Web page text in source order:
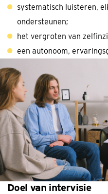
systematisch luisteren,
ondersteunen;
het vergroten van
een autonoom,
Doel van intervisie